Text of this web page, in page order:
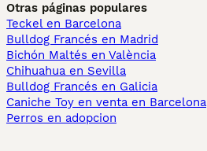
Otras páginas populares
Teckel en Barcelona
Bulldog Francés en Madrid
Bichón Maltés en València
Chihuahua en Sevilla
Bulldog Francés en Galicia
Caniche Toy en venta en Barcelona
Perros en adopcion